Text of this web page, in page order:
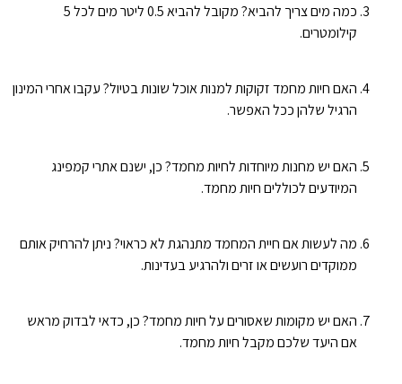
כמה מים צריך להביא? מקובל להביא 0.5 ליטר מים לכל 5
קילומטרים.
האם חיות מחמד זקוקות למנות אוכל שונות בטיול? עקבו אחרי המינון
הרגיל שלהן ככל האפשר.
האם יש מחנות מיוחדות לחיות מחמד? כן, ישנם אתרי קמפינג
המיודעים לכוללים חיות מחמד.
מה לעשות אם חיית המחמד מתנהגת לא כראוי? ניתן להרחיק אותם
ממוקדים רועשים או זרים ולהרגיע בעדינות.
האם יש מקומות שאסורים על חיות מחמד? כן, כדאי לבדוק מראש
אם היעד שלכם מקבל חיות מחמד.